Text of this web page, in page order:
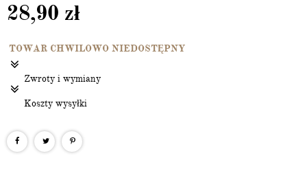
28,90 zł
TOWAR CHWILOWO NIEDOSTĘPNY
Zwroty i wymiany
Koszty wysyłki